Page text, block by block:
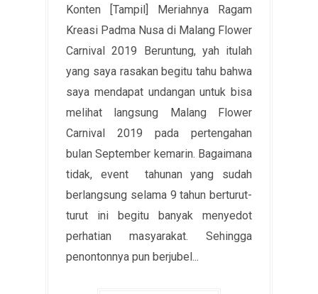
Konten [Tampil] Meriahnya Ragam
Kreasi Padma Nusa di Malang Flower
Carnival 2019 Beruntung, yah itulah
yang saya rasakan begitu tahu bahwa
saya mendapat undangan untuk bisa
melihat langsung Malang Flower
Carnival 2019 pada pertengahan
bulan September kemarin. Bagaimana
tidak, event tahunan yang sudah
berlangsung selama 9 tahun berturut-
turut ini begitu banyak menyedot
perhatian masyarakat. Sehingga
penontonnya pun berjubel...